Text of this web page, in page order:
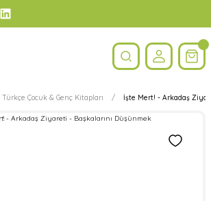
Türkçe Çocuk & Genç Kitapları İşte Mert! - Arkadaş